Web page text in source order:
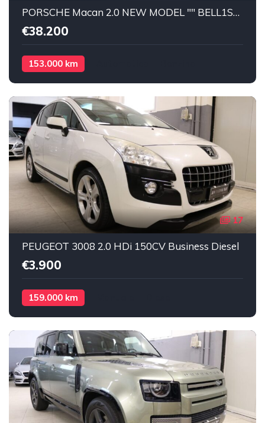
PORSCHE Macan 2.0 NEW MODEL "" BELL1SS1MA"" SERVICE "" Benzina
€38.200
153.000 km
17
PEUGEOT 3008 2.0 HDi 150CV Business Diesel
€3.900
159.000 km